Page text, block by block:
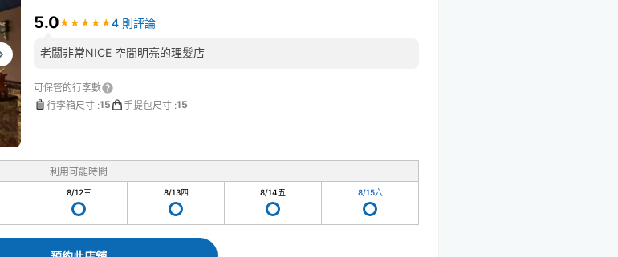
5.0★ ★ ★ ★ ★
★ ★ ★ ★ ★4 則評論
老闆非常NICE 空間明亮的理髮店
可保管的行李數
行李箱尺寸 :15 手提包尺寸 :15
利用可能時間
8/12三 8/13四 8/14五 8/15六